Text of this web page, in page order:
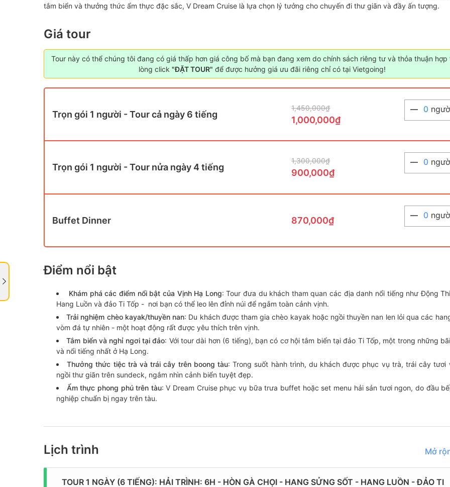
tắm biển và thưởng thức ẩm thực đặc sắc, V Dream Cruise là lựa chọn lý tưởng cho chuyến đi thư giãn và đầy ấn tượng.
Giá tour
Tour này có thể chúng tôi đang có giá thấp hơn giá công bố mà bạn đang xem do chính sách riêng tư và thỏa thuận hợp
lòng click "ĐẶT TOUR" để được hưởng giá ưu đãi riêng chỉ có tại Vietgoing!
Trọn gói 1 người - Tour cả ngày 6 tiếng
1,450,000₫
1,000,000₫
0
Trọn gói 1 người - Tour nửa ngày 4 tiếng
1,300,000₫
900,000₫
0
Buffet Dinner 870,000₫ 0
Điểm nổi bật
Khám phá các điểm nổi bật của Vịnh Hạ Long: Tour đưa du khách tham quan các địa danh nổi tiếng như Động
Hang Luồn và đảo Ti Tốp - nơi bạn có thể leo lên đỉnh núi để ngắm toàn cảnh vịnh.
Trải nghiệm chèo kayak/thuyền nan: Du khách được tham gia chèo kayak hoặc ngồi thuyền nan len lỏi qua các
vòm đá tự nhiên - một hoạt động rất được yêu thích trên vịnh.
Tắm biển và nghỉ ngơi tại đảo: Với tour dài hơn (6 tiếng), bạn có cơ hội tắm biển tại đảo Ti Tốp, một trong những
và nổi tiếng nhất ở Hạ Long.
Thưởng thức tiệc trà và trái cây trên boong tàu: Trong suốt hành trình, du khách được phục vụ trà, trái cây tươi
ngồi thư giãn trên sundeck, ngắm nhìn cảnh biển tuyệt đẹp.
Ẩm thực phong phú trên tàu: V Dream Cruise phục vụ bữa trưa buffet hoặc set menu hải sản tươi ngon, do đầu
nghiệp chuẩn bị ngay trên tàu.
Lịch trình Mở
TOUR 1 NGÀY (6 TIẾNG): HẢI TRÌNH: 6H - HÒN GÀ CHỌI - HANG SỬNG SỐT - HANG LUỒN - ĐẢO TI